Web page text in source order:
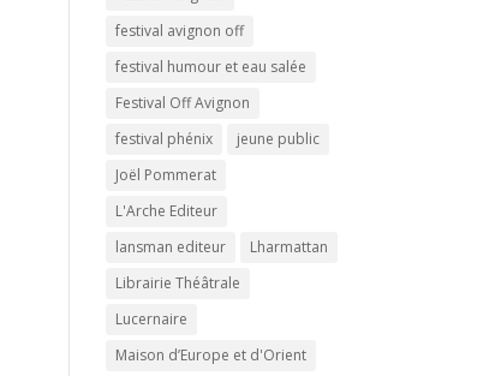
festival avignon off
festival humour et eau salée
Festival Off Avignon
festival phénix
jeune public
Joël Pommerat
L'Arche Editeur
lansman editeur
Lharmattan
Librairie Théâtrale
Lucernaire
Maison d’Europe et d'Orient